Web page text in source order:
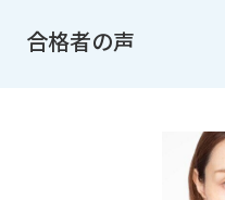
合格者の声